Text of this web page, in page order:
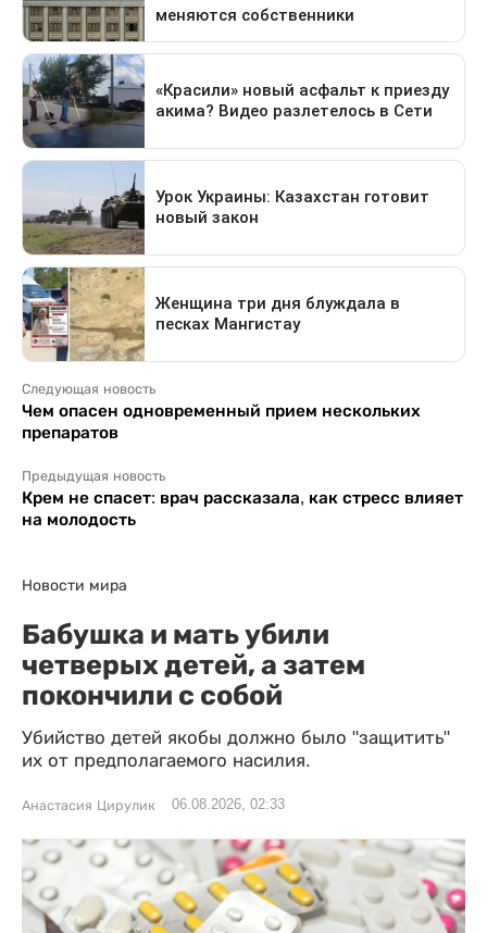
Следующая новость
Чем опасен одновременный прием нескольких
препаратов
Предыдущая новость
Крем не спасет: врач рассказала, как стресс влияет
на молодость
Новости мира
Бабушка и мать убили
четверых детей, а затем
покончили с собой
Убийство детей якобы должно было "защитить"
их от предполагаемого насилия.
Анастасия Цирулик 06.08.2026, 02:33